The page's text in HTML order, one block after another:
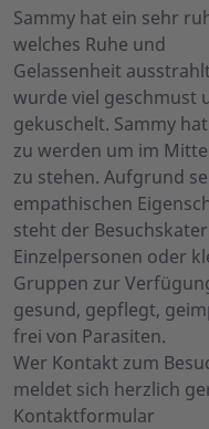
Sammy hat ein sehr
welches Ruhe und
Gelassenheit
wurde viel geschmust
gekuschelt. Sammy
zu werden um im
zu stehen. Aufgrund
empathischen
steht der
Einzelpersonen oder
Gruppen zur
gesund, gepflegt,
frei von Parasiten.
Wer Kontakt zum
meldet sich herzlich
Kontaktformular